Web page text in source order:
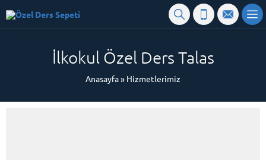
İlkokul Özel Ders Talas
Anasayfa» Hizmetlerimiz